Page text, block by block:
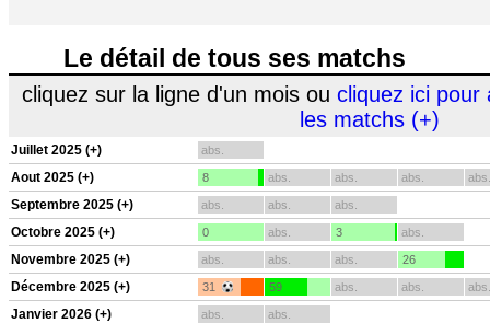
Le détail de tous ses matchs
cliquez sur la ligne d'un mois ou cliquez ici pour
les matchs (+)
Juillet 2025 (+) abs.
Aout 2025 (+) 8 abs. abs. abs. abs.
Septembre 2025 (+) abs. abs. abs.
Octobre 2025 (+) 0 abs. 3 abs.
Novembre 2025 (+) abs. abs. abs. 26
Décembre 2025 (+) 31 59 abs. abs. abs.
Janvier 2026 (+) abs. abs.